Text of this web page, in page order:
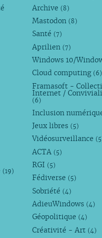
(19)
Archive (8)
Mastodon (8)
Santé (7)
Aprilien (7)
Windows 10/
Cloud computing (6)
Framasoft -
Internet /
(6)
Inclusion
Jeux libres (5)
Vidéosurveillance
ACTA (5)
RGI (5)
Fédiverse (5)
Sobriété (4)
AdieuWindows (4)
Géopolitique (4)
Créativité - Art (4)